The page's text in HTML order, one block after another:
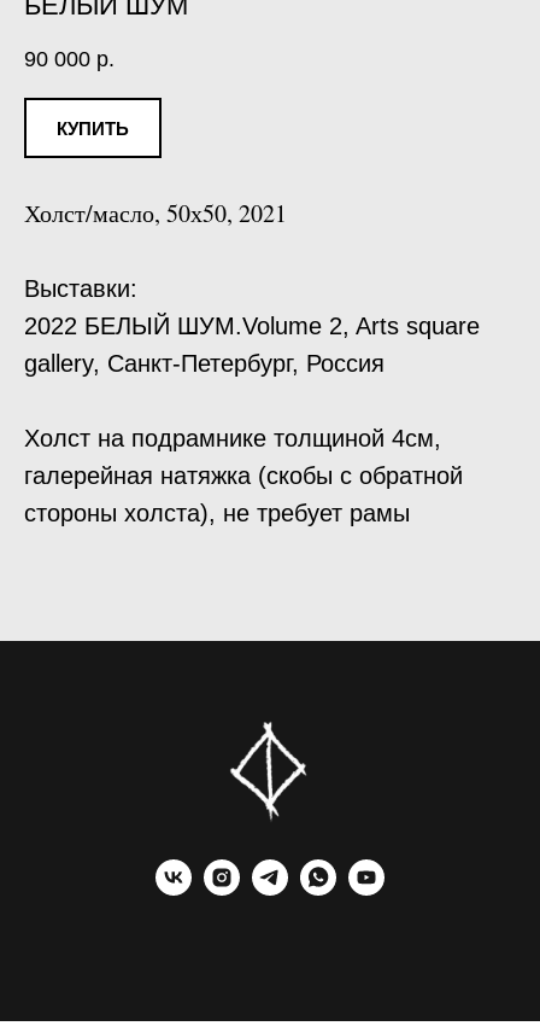
90 000 р.
КУПИТЬ
Холст/масло, 50х50, 2021
Выставки:
2022 БЕЛЫЙ ШУМ.Volume 2, Arts square
gallery, Санкт-Петербург, Россия
Холст на подрамнике толщиной 4см,
галерейная натяжка (скобы с обратной
стороны холста), не требует рамы